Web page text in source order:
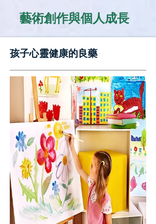
藝術創作與個人成長
孩子心靈健康的良藥